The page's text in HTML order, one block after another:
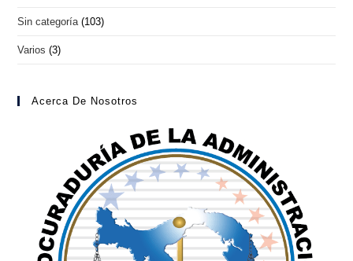
Sin categoría (103)
Varios (3)
Acerca De Nosotros